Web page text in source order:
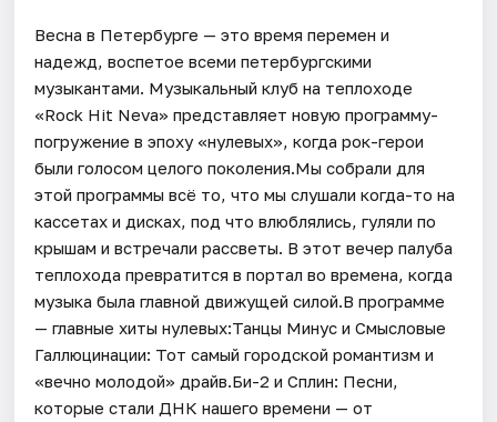
Весна в Петербурге — это время перемен и
надежд, воспетое всеми петербургскими
музыкантами. Музыкальный клуб на теплоходе
«Rock Hit Neva» представляет новую программу-
погружение в эпоху «нулевых», когда рок-герои
были голосом целого поколения.Мы собрали для
этой программы всё то, что мы слушали когда-то на
кассетах и дисках, под что влюблялись, гуляли по
крышам и встречали рассветы. В этот вечер палуба
теплохода превратится в портал во времена, когда
музыка была главной движущей силой.В программе
— главные хиты нулевых:Танцы Минус и Смысловые
Галлюцинации: Тот самый городской романтизм и
«вечно молодой» драйв.Би-2 и Сплин: Песни,
которые стали ДНК нашего времени — от